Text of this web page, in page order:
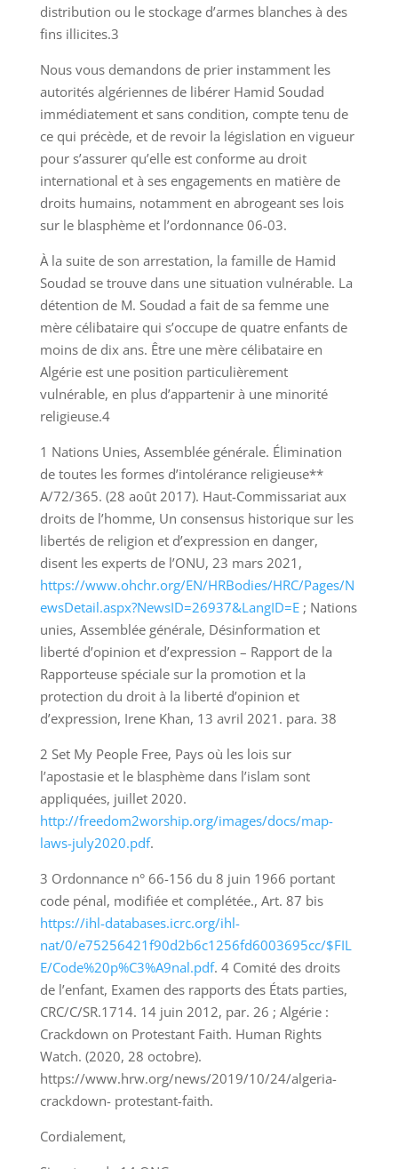
distribution ou le stockage d’armes blanches à des
fins illicites.3
Nous vous demandons de prier instamment les
autorités algériennes de libérer Hamid Soudad
immédiatement et sans condition, compte tenu de
ce qui précède, et de revoir la législation en vigueur
pour s’assurer qu’elle est conforme au droit
international et à ses engagements en matière de
droits humains, notamment en abrogeant ses lois
sur le blasphème et l’ordonnance 06-03.
À la suite de son arrestation, la famille de Hamid
Soudad se trouve dans une situation vulnérable. La
détention de M. Soudad a fait de sa femme une
mère célibataire qui s’occupe de quatre enfants de
moins de dix ans. Être une mère célibataire en
Algérie est une position particulièrement
vulnérable, en plus d’appartenir à une minorité
religieuse.4
1 Nations Unies, Assemblée générale. Élimination
de toutes les formes d’intolérance religieuse**
A/72/365. (28 août 2017). Haut-Commissariat aux
droits de l’homme, Un consensus historique sur les
libertés de religion et d’expression en danger,
disent les experts de l’ONU, 23 mars 2021,
https://www.ohchr.org/EN/HRBodies/HRC/Pages/N
ewsDetail.aspx?NewsID=26937&LangID=E; Nations
unies, Assemblée générale, Désinformation et
liberté d’opinion et d’expression – Rapport de la
Rapporteuse spéciale sur la promotion et la
protection du droit à la liberté d’opinion et
d’expression, Irene Khan, 13 avril 2021. para. 38
2 Set My People Free, Pays où les lois sur
l’apostasie et le blasphème dans l’islam sont
appliquées, juillet 2020.
http://freedom2worship.org/images/docs/map-
laws-july2020.pdf.
3 Ordonnance n° 66-156 du 8 juin 1966 portant
code pénal, modifiée et complétée., Art. 87 bis
https://ihl-databases.icrc.org/ihl-
nat/0/e75256421f90d2b6c1256fd6003695cc/$FIL
E/Code%20p%C3%A9nal.pdf. 4 Comité des droits
de l’enfant, Examen des rapports des États parties,
CRC/C/SR.1714. 14 juin 2012, par. 26 ; Algérie :
Crackdown on Protestant Faith. Human Rights
Watch. (2020, 28 octobre).
https://www.hrw.org/news/2019/10/24/algeria-
crackdown- protestant-faith.
Cordialement,